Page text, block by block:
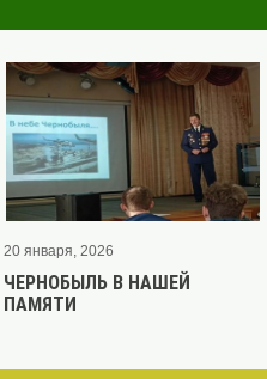
20 января, 2026
ЧЕРНОБЫЛЬ В НАШЕЙ
ПАМЯТИ